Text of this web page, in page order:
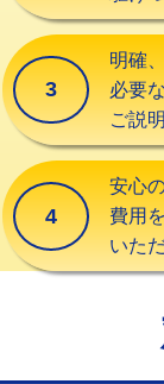
交換・取付（
持込商品取付（
持込商品取付（
持込商品取付（
給水管工事※（
給水管工事※（
給水管工事※（
3
明確
必要
ご説
4
安心
費用
いた